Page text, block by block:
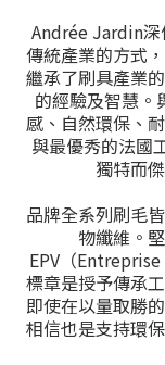
Andrée Jardin
傳統產業的方式
繼承了刷具產業
的經驗及智慧。
感、自然環保、
與最優秀的法國
獨特而
品牌全系列刷毛
物纖維。
EPV（
標章是授予傳承
即使在以量取勝
相信也是支持環